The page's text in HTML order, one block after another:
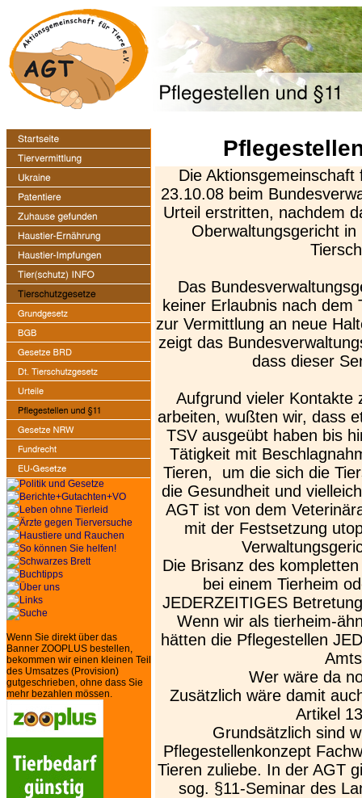
Wenn Sie direkt über das
Banner ZOOPLUS bestellen,
bekommen wir einen kleinen Teil
des Umsatzes (Provision)
gutgeschrieben, ohne dass Sie
mehr bezahlen mössen.
Die
23.10.08 beim
Urteil erstritten, nachdem
Oberwaltungsgericht
Das
keiner Erlaubnis nach
zur Vermittlung an neue
zeigt das
dass dieser
Aufgrund vieler Kontakte
arbeiten, wußten wir, dass
TSV ausgeübt haben bis
Tätigkeit mit
Tieren, um die sich die
die Gesundheit und
AGT ist von dem
mit der Festsetzung
Die Brisanz des
bei einem Tierheim
JEDERZEITIGES
Wenn wir als tierheim-
hätten die Pflegestellen
Wer wäre da
Zusätzlich wäre damit
Artikel
Grundsätzlich sind
Pflegestellenkonzept
Tieren zuliebe. In der AGT
sog. §11-Seminar des